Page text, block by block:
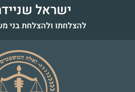
ישראל
להצלחתו ולהצלחת בני